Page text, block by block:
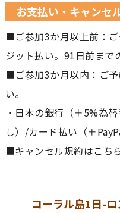
お支払い・キャンセ
■ご参加3か月以上前：
ジット払い。91日前まで
■ご参加3か月以内：ご
い。
・日本の銀行（＋5%為
し）/カード払い（＋
■キャンセル規約はこち
コーラル島1日-